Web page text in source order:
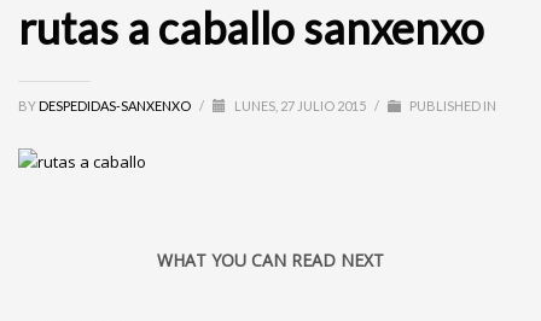
rutas a caballo sanxenxo
BY DESPEDIDAS-SANXENXO / LUNES, 27 JULIO 2015 / PUBLISHED IN
WHAT YOU CAN READ NEXT